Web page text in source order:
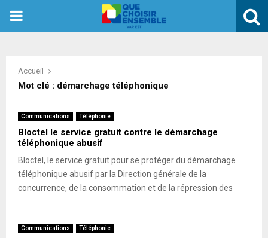
PRIMARY
Accueil
Mot clé : démarchage téléphonique
Communications Téléphonie
Bloctel le service gratuit contre le démarchage
téléphonique abusif
Bloctel, le service gratuit pour se protéger du démarchage
téléphonique abusif par la Direction générale de la
concurrence, de la consommation et de la répression des
Communications Téléphonie